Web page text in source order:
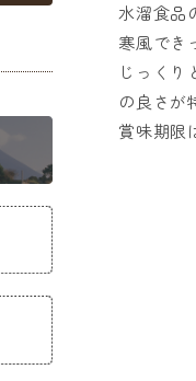
水溜食品
寒風でき
じっく
の良さが
賞味期限